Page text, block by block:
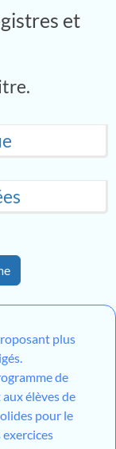
et
plus
de
élèves de
pour le